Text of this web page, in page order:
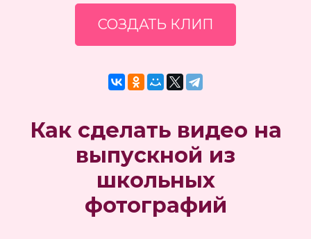
СОЗДАТЬ КЛИП
Как сделать видео на
выпускной из
школьных
фотографий